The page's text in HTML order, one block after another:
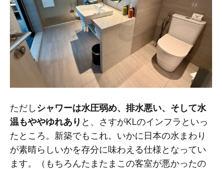
ただし シャワーは水圧弱め、排水悪い、そして水
温もややゆれあり と、さすがKLのインフラといっ
たところ。新築でもこれ。いかに日本の水まわり
が素晴らしいかを存分に味わえる仕様となってい
ます。（もちろんたまたまこの客室が悪かったの